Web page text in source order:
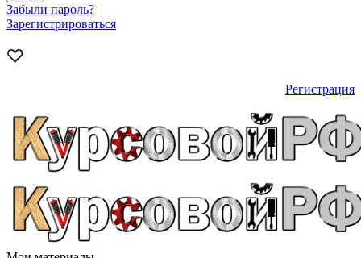
Забыли пароль?
Зарегистрироваться
Регистрация